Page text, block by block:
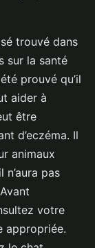
trouvé dans
sur la santé
prouvé qu’il
aider à
être
d’eczéma. Il
animaux
n’aura pas
votre
appropriée.